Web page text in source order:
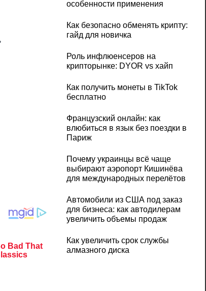
особенности применения
Как безопасно обменять крипту:
гайд для новичка
Роль инфлюенсеров на
крипторынке: DYOR vs хайп
Как получить монеты в TikTok
бесплатно
Французский онлайн: как
влюбиться в язык без поездки в
Париж
Почему украинцы всё чаще
выбирают аэропорт Кишинёва
для международных перелётов
Автомобили из США под заказ
для бизнеса: как автодилерам
увеличить объемы продаж
Как увеличить срок службы
алмазного диска